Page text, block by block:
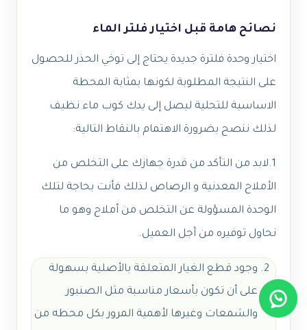
نصائح هامة قبل اختيار فلتر الماء
اختيار وحدة فلترة جديدة يحتاج إلى توخي الحذر للحصول
على النتيجة المطلوبة لكونها بمثابة المحطة
الاساسية للتحلية ليصل إلى يدك كوب ماء نظيف
لذلك ننصح بضرورة الاهتمام بالنقاط التالية:
1.لابد من التأكد من قدرة جهازك على التخلص من
الأملاح المعدنية و الرصاص لذلك فأنت بحاجة لتلك
الوحدة المسؤولة عن التخلص من أملاح وهو ما
نحاول توفيره من أجل العميل.
وجود قطع الغيار المتعلقة بالأصلية بسهولة
على أن تكون بأسعار مناسبة مثل الصنبور
والشمعات وغيرها لأهمية المرور بكل محطه من